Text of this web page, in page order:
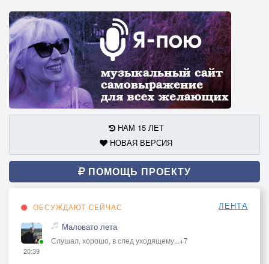
НАМ 15 ЛЕТ
НОВАЯ ВЕРСИЯ
ПОМОЩЬ ПРОЕКТУ
ОБСУЖДАЮТ СЕЙЧАС ЛЕНТА
20:39
Маловато лета
Слушал, хорошо, в след уходящему...+7